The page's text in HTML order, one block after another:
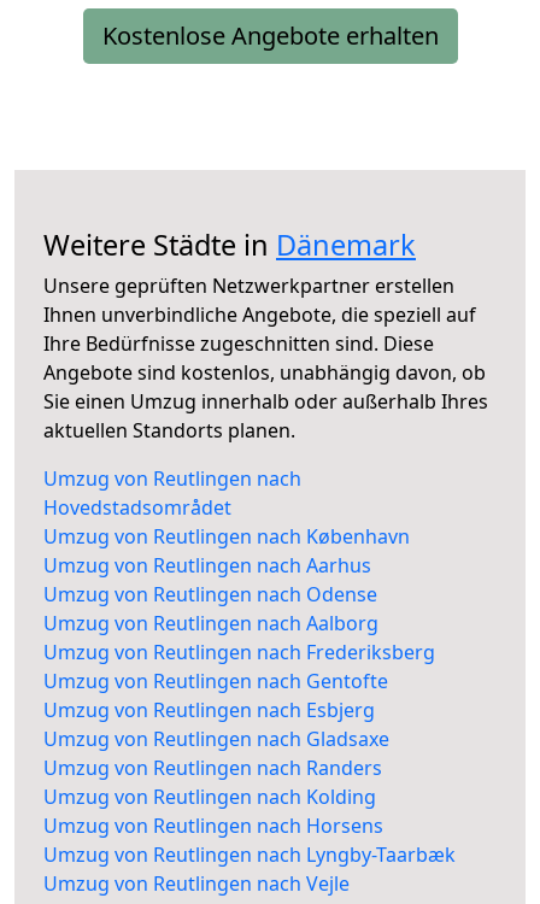
Kostenlose Angebote erhalten
Weitere Städte in Dänemark
Unsere geprüften Netzwerkpartner erstellen
Ihnen unverbindliche Angebote, die speziell auf
Ihre Bedürfnisse zugeschnitten sind. Diese
Angebote sind kostenlos, unabhängig davon, ob
Sie einen Umzug innerhalb oder außerhalb Ihres
aktuellen Standorts planen.
Umzug von Reutlingen nach
Hovedstadsområdet
Umzug von Reutlingen nach København
Umzug von Reutlingen nach Aarhus
Umzug von Reutlingen nach Odense
Umzug von Reutlingen nach Aalborg
Umzug von Reutlingen nach Frederiksberg
Umzug von Reutlingen nach Gentofte
Umzug von Reutlingen nach Esbjerg
Umzug von Reutlingen nach Gladsaxe
Umzug von Reutlingen nach Randers
Umzug von Reutlingen nach Kolding
Umzug von Reutlingen nach Horsens
Umzug von Reutlingen nach Lyngby-Taarbæk
Umzug von Reutlingen nach Vejle